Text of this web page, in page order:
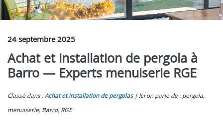
24 septembre 2025
Achat et installation de pergola à
Barro — Experts menuiserie RGE
Classé dans :Achat et installation de pergolas
Ici on parle de : pergola,
menuiserie, Barro, RGE